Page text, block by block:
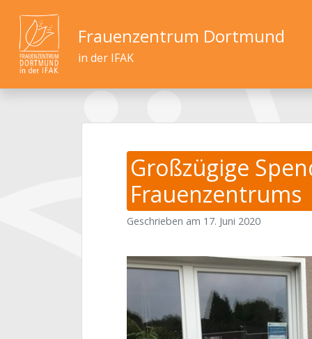
Frauenzentrum Dortmund
in der IFAK
Großzügige
Frauenzentrums
Geschrieben am 17. Juni 2020